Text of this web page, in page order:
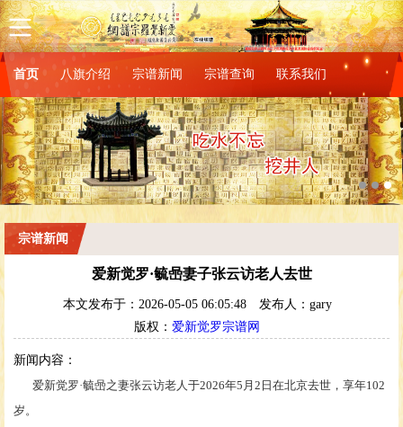
首页 八旗介绍 宗谱新闻 宗谱查询 联系我们
宗谱新闻
爱新觉罗·毓喦妻子张云访老人去世
本文发布于：2026-05-05 06:05:48
发布人：gary
版权： 爱新觉罗宗谱网
新闻内容：
爱新觉罗·毓喦之妻张云访老人于2026年5月2日在北京去世，享年102
岁。